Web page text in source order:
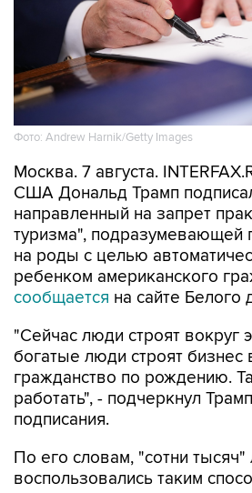
Фото: Andrew Harnik/Getty Images
Москва. 7 августа.
США Дональд Трамп
направленный на запрет
туризма", подразумевающей
на роды с целью
ребенком американского
сообщается на сайте Белого
"Сейчас люди строят вокруг
богатые люди строят бизнес
гражданство по рождению.
работать", - подчеркнул
подписания.
По его словам, "сотни
воспользовались таким